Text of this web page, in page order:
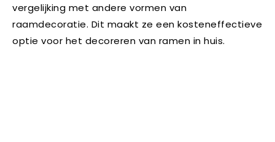
vergelijking met andere vormen van
raamdecoratie. Dit maakt ze een kosteneffectieve
optie voor het decoreren van ramen in huis.